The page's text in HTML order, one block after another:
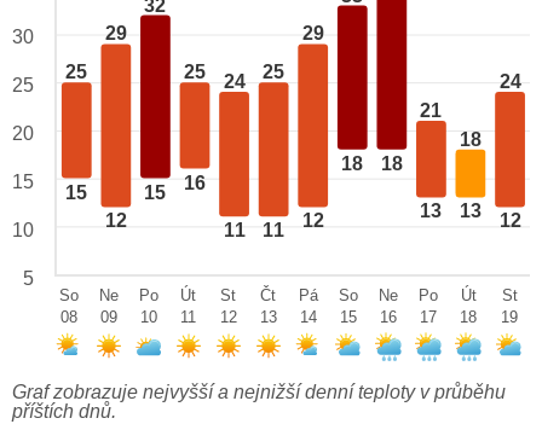
25
15
29
12
32
15
25
16
24
11
25
11
29
12
18 18
21
13
18
13
24
12
30
25
20
15
10
5
So
08
Ne
09
Po
10
Út
11
St
12
Čt
13
Pá
14
So
15
Ne
16
Po
17
Út
18
St
19
Graf zobrazuje nejvyšší a nejnižší denní teploty v průběhu
příštích dnů.